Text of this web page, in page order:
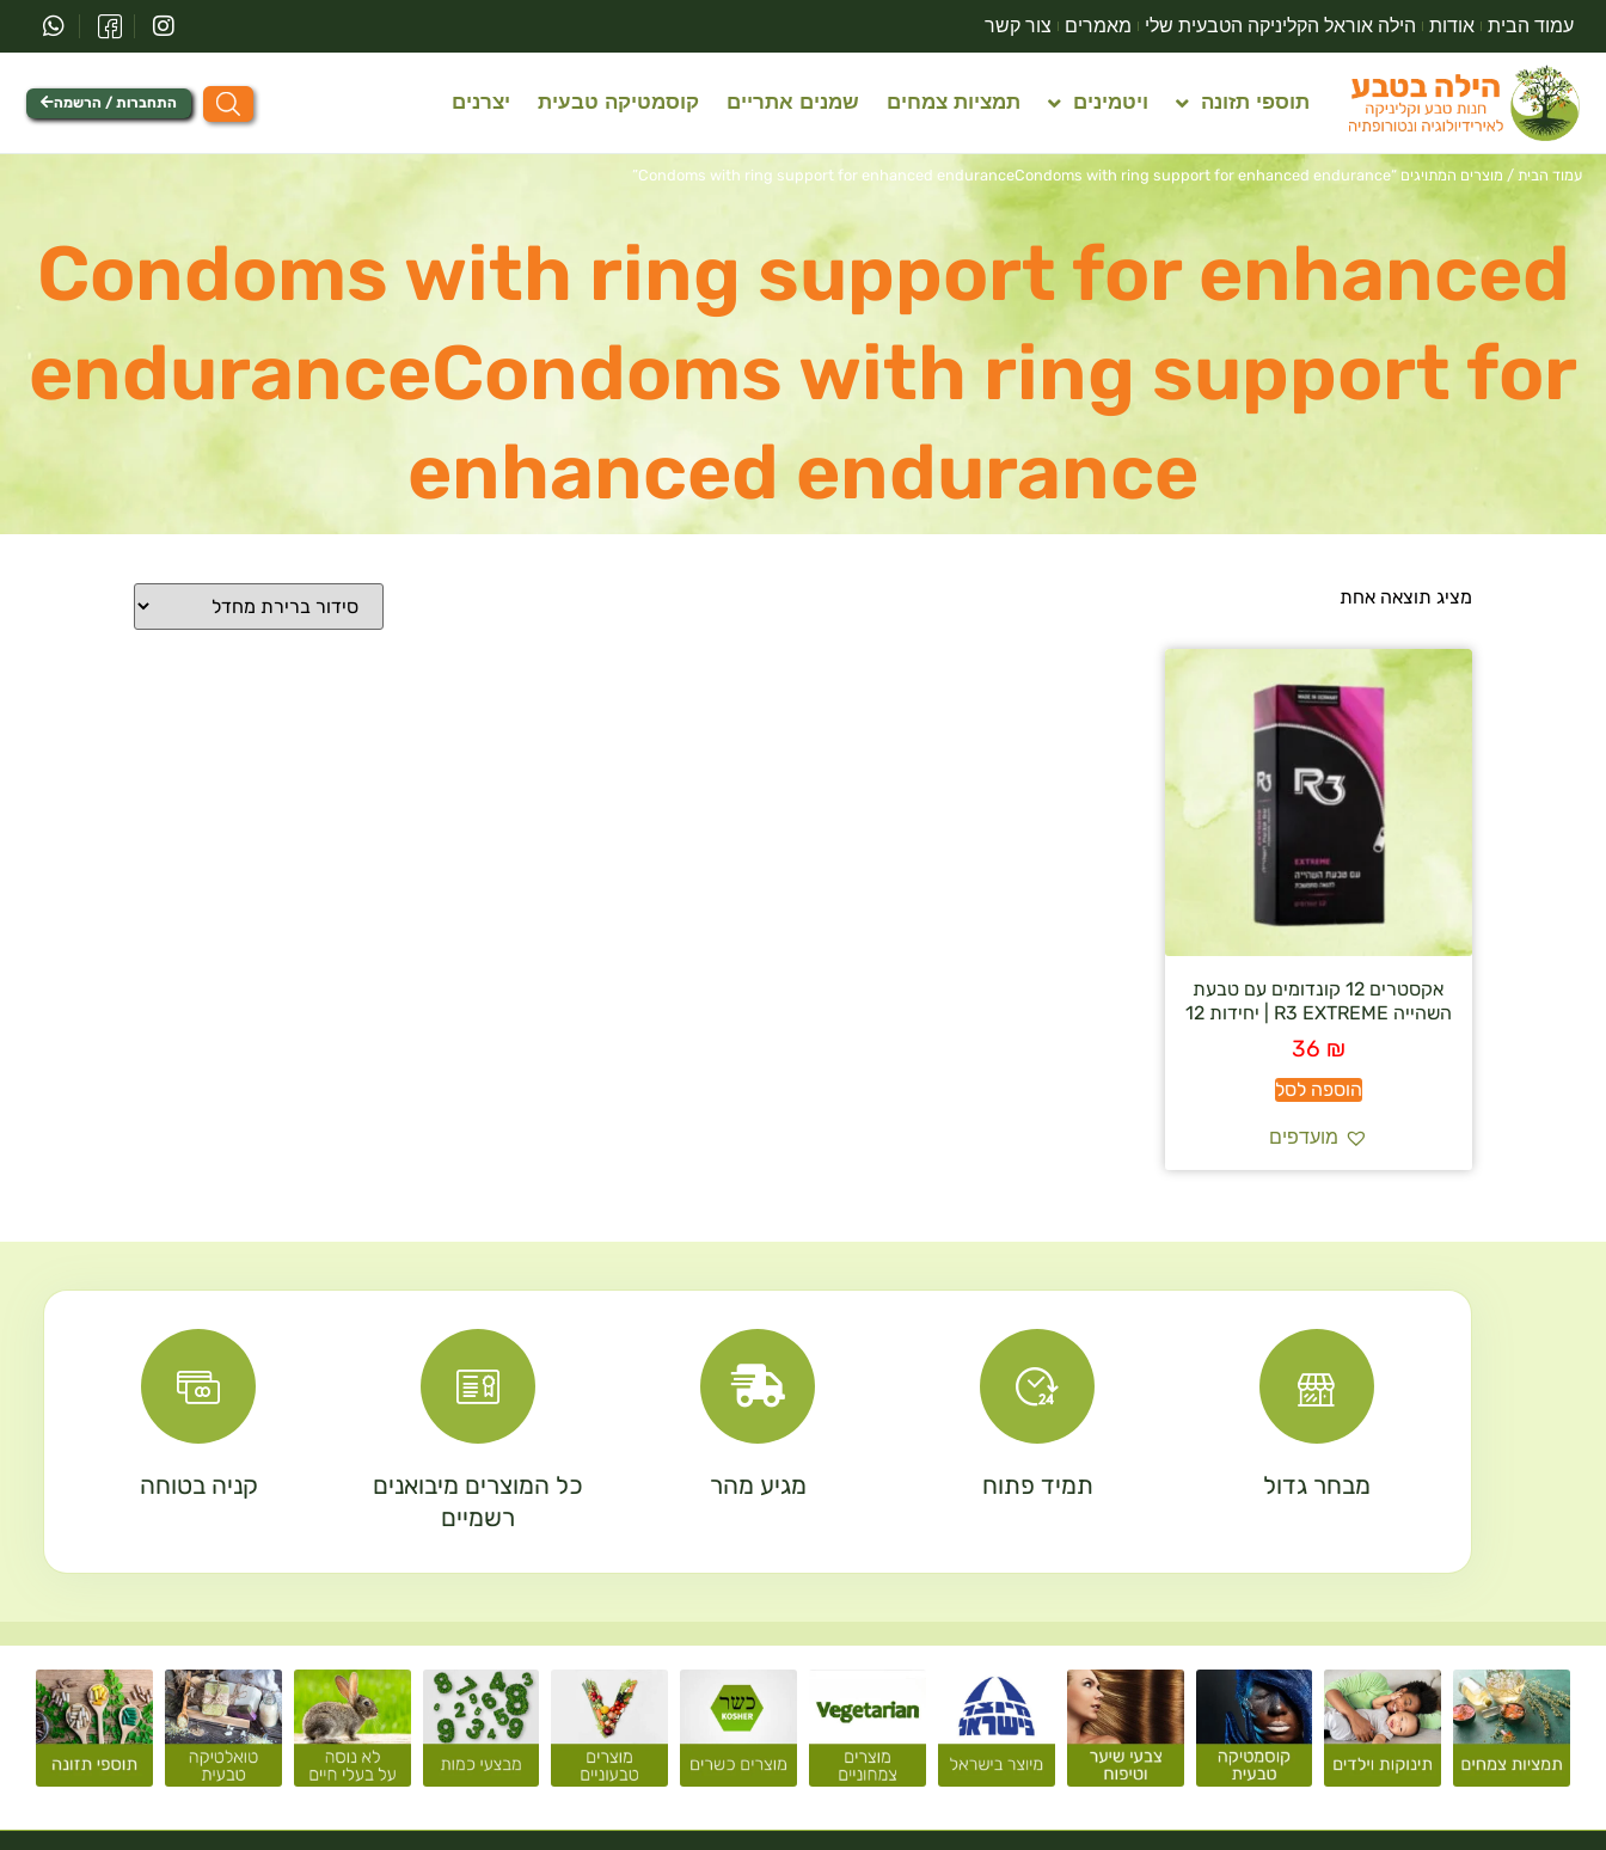
עמוד הבית אודות הילה אוראל הקליניקה הטבעית שלי מאמרים צור קשר
תוספי תזונה ויטמינים תמציות צמחים שמנים אתריים קוסמטיקה טבעית יצרנים התחברות / הרשמה
עמוד הבית / מוצרים המתויגים “Condoms with ring support for enhanced enduranceCondoms with ring support for enhanced endurance”
Condoms with ring support for enhanced
enduranceCondoms with ring support for
enhanced endurance
מציג תוצאה אחת
אקסטרים 12 קונדומים עם טבעת
השהייה R3 EXTREME | יחידות 12
36 ₪
הוספה לסל
מועדפים
מבחר גדול תמיד פתוח מגיע מהר
כל המוצרים מיבואנים
רשמיים
קניה בטוחה